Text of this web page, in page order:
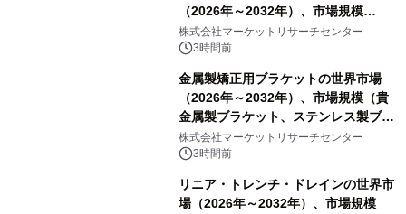
（2026年～2032年）、市場規模
（0.995、0.999、その他）・分析レポ
ートを発表
株式会社マーケットリサーチセンター
3時間前
金属製矯正用ブラケットの世界市場
（2026年～2032年）、市場規模（貴
金属製ブラケット、ステンレス製ブラ
ケット、純チタン製ブラケット）・分
析レポートを発表
株式会社マーケットリサーチセンター
3時間前
リニア・トレンチ・ドレインの世界市
場（2026年～2032年）、市場規模